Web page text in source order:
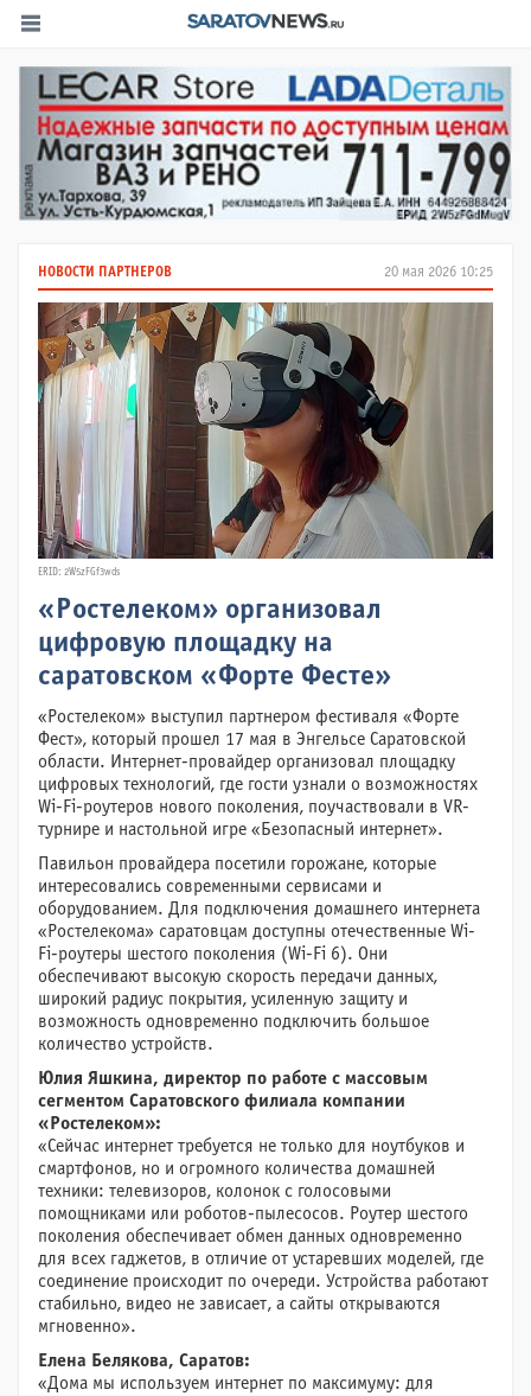
20 мая 2026 10:25
НОВОСТИ ПАРТНЕРОВ
ERID: 2W5zFGf3wds
«Ростелеком» организовал
цифровую площадку на
саратовском «Форте Фесте»
«Ростелеком» выступил партнером фестиваля «Форте
Фест», который прошел 17 мая в Энгельсе Саратовской
области. Интернет-провайдер организовал площадку
цифровых технологий, где гости узнали о возможностях
Wi-Fi-роутеров нового поколения, поучаствовали в VR-
турнире и настольной игре «Безопасный интернет».
Павильон провайдера посетили горожане, которые
интересовались современными сервисами и
оборудованием. Для подключения домашнего интернета
«Ростелекома» саратовцам доступны отечественные Wi-
Fi-роутеры шестого поколения (Wi-Fi 6). Они
обеспечивают высокую скорость передачи данных,
широкий радиус покрытия, усиленную защиту и
возможность одновременно подключить большое
количество устройств.
Юлия Яшкина, директор по работе с массовым
сегментом Саратовского филиала компании
«Ростелеком»:
«Сейчас интернет требуется не только для ноутбуков и
смартфонов, но и огромного количества домашней
техники: телевизоров, колонок с голосовыми
помощниками или роботов-пылесосов. Роутер шестого
поколения обеспечивает обмен данных одновременно
для всех гаджетов, в отличие от устаревших моделей, где
соединение происходит по очереди. Устройства работают
стабильно, видео не зависает, а сайты открываются
мгновенно».
Елена Белякова, Саратов:
«Дома мы используем интернет по максимуму: для